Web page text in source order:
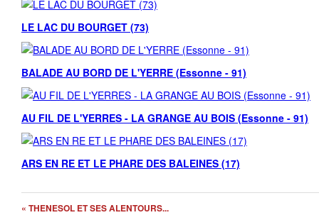
LE LAC DU BOURGET (73)
BALADE AU BORD DE L'YERRE (Essonne - 91)
AU FIL DE L'YERRES - LA GRANGE AU BOIS (Essonne - 91)
ARS EN RE ET LE PHARE DES BALEINES (17)
« THENESOL ET SES ALENTOURS...